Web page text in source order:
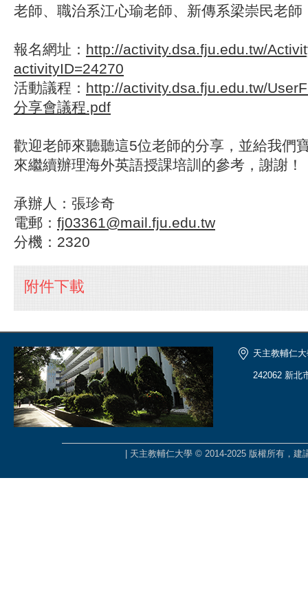
老師、職治系江心瑜老師、新傳系梁崇民老師
報名網址： http://activity.dsa.fju.edu.tw/
activityID=24270
活動議程： http://activity.dsa.fju.edu.tw/
分享會議程.pdf
歡迎老師來聽聽這5位老師的分享，並給我們
來繼續辦理海外英語授課培訓的參考，謝謝！
承辦人：張珍奇
電郵： fj03361@mail.fju.edu.tw
分機：2320
附件下載
天主教輔仁
242062 新北
| 天主教輔仁大學 © 2014-2025 版權所有，